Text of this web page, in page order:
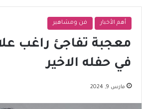
أهم الأخبار فن ومشاهير
معجبة تفاجئ راغب
في حفله الاخير
مارس 9, 2024